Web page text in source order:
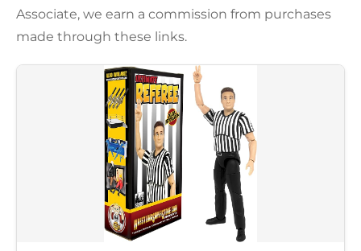
Associate, we earn a commission from purchases
made through these links.